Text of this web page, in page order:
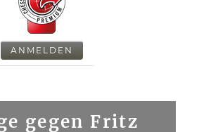
ANMELDEN
gegen Fritz